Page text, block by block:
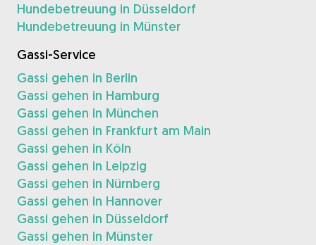
Hundebetreuung in Düsseldorf
Hundebetreuung in Münster
Gassi-Service
Gassi gehen in Berlin
Gassi gehen in Hamburg
Gassi gehen in München
Gassi gehen in Frankfurt am Main
Gassi gehen in Köln
Gassi gehen in Leipzig
Gassi gehen in Nürnberg
Gassi gehen in Hannover
Gassi gehen in Düsseldorf
Gassi gehen in Münster